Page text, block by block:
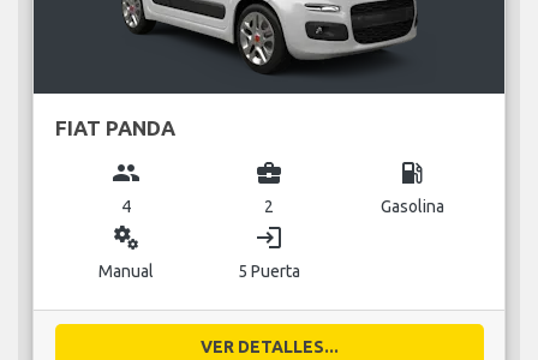
FIAT PANDA
group
4
business_center
2
local_gas_station
Gasolina
miscellaneous_services
Manual
login
5 Puerta
VER DETALLES...